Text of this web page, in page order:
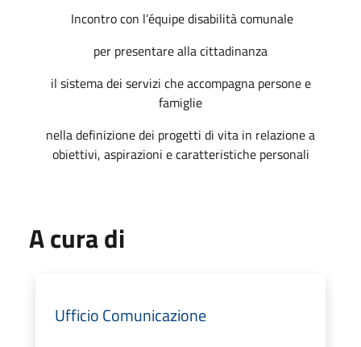
Incontro con l’équipe disabilità comunale
per presentare alla cittadinanza
il sistema dei servizi che accompagna persone e
famiglie
nella definizione dei progetti di vita in relazione a
obiettivi, aspirazioni e caratteristiche personali
A cura di
Ufficio Comunicazione